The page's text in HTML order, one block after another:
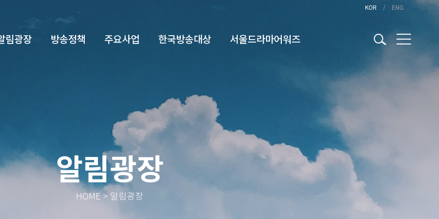
KOR ENG
림광장 방송정책 주요사업 한국방송대상 서울드라마어워즈
알림광장
HOME > 알림광장